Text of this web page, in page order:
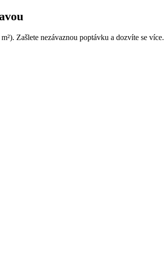
Zašlete nezávaznou poptávku a dozvíte se více.